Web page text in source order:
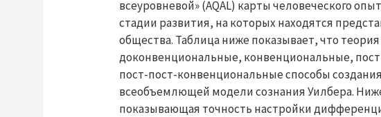
всеуровневой» (AQAL) карты человеческого
стадии развития, на которых находятся
общества. Таблица ниже показывает, что
доконвенциональные, конвенциональные,
пост-пост-конвенциональные способы
всеобъемлющей модели сознания Уилбера.
показывающая точность настройки